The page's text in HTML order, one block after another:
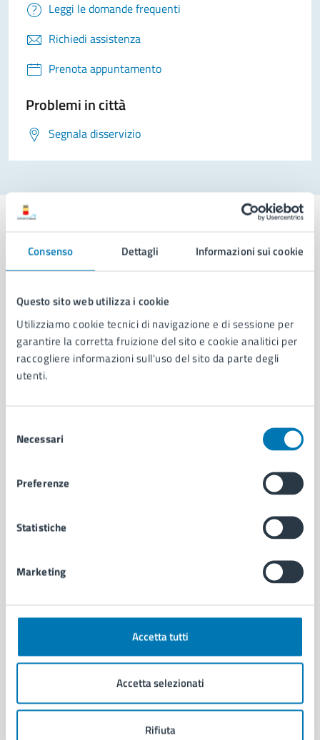
Consenso Dettagli Informazioni sui cookie
Questo sito web utilizza i cookie
Utilizziamo cookie tecnici di navigazione e di sessione per
garantire la corretta fruizione del sito e cookie analitici per
raccogliere informazioni sull'uso del sito da parte degli
utenti.
delNecessari
Preferenze
Statistiche
Marketing
Accetta tutti
Accetta selezionati
Rifiuta
Leggi le domande frequenti
Richiedi assistenza
Prenota appuntamento
Problemi in città
Segnala disservizio
Comune di Napoli
AMMINISTRAZIONE
Aree amministrative
Organi di governo
Municipalità
Personale amministrativo
Intranet, posta aziendale e protocollo
CATEGORIE DI SERVIZIO
Autorizzazioni
Documenti e certificati
Imprese e commercio
Salute, benessere e assistenza
Servizi Cimiteriali
Vita lavorativa